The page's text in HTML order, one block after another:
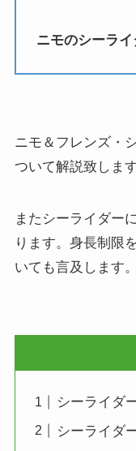
ニモのシーラ
ニモ＆フレンズ・
ついて解説致します
またシーライダー
ります。身長制限
いても言及します。
シーライダ
シーライダ